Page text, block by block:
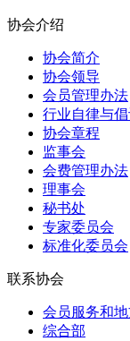
协会介绍
协会简介
协会领导
会员管理办法
行业自律与倡
协会章程
监事会
会费管理办法
理事会
秘书处
专家委员会
标准化委员会
联系协会
会员服务和
综合部